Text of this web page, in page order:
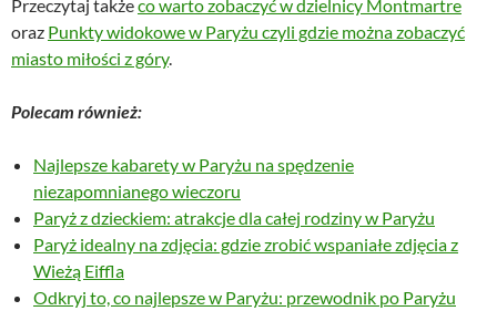
Przeczytaj takżeco warto zobaczyć w dzielnicy Montmartre
oraz Punkty widokowe w Paryżu czyli gdzie można zobaczyć
miasto miłości z góry.
Polecam również:
Najlepsze kabarety w Paryżu na spędzenie
niezapomnianego wieczoru
Paryż z dzieckiem: atrakcje dla całej rodziny w Paryżu
Paryż idealny na zdjęcia: gdzie zrobić wspaniałe zdjęcia z
Wieżą Eiffla
Odkryj to, co najlepsze w Paryżu: przewodnik po Paryżu